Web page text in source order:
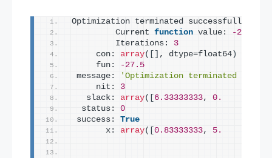
Optimization terminated successfully.
         Current
function value:
-
         Iterations:
3
     con:
array([] , dtype=float64 )
     fun:
-27.5
message:
'Optimization terminated
     nit:
3
   slack:
array([ 6.33333333, 0.
  status:
0
success: True
       x:
array([ 0.83333333, 5.